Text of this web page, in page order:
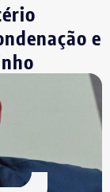
relógios.
e